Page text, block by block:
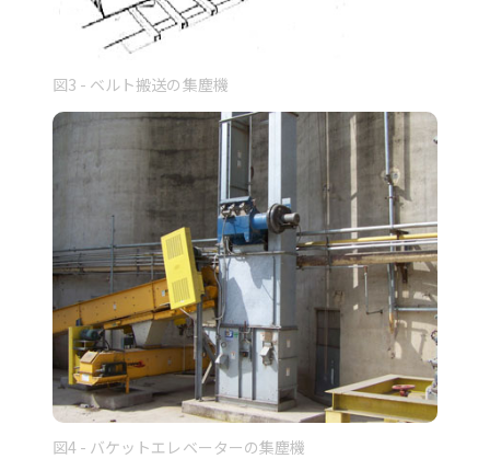
図3 - ベルト搬送の集塵機
図4 - バケットエレベーターの集塵機